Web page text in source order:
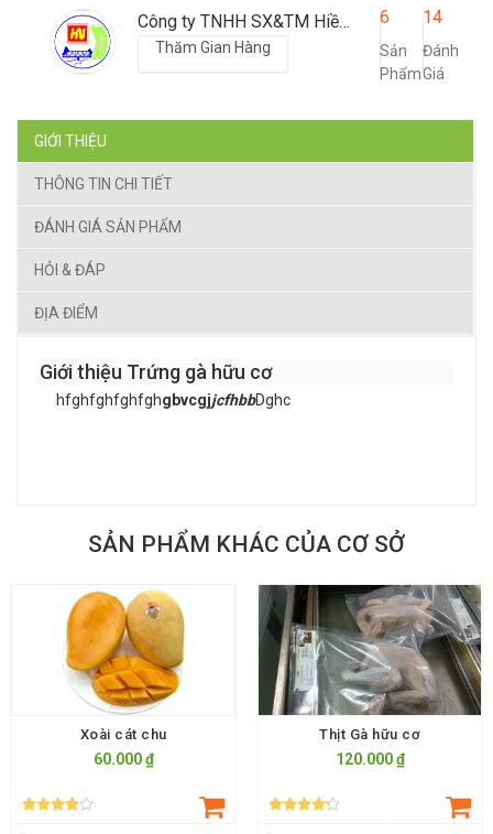
Công ty TNHH SX&TM Hiền Nhuần
Thăm Gian Hàng
6
Sản
Phẩm
14
Đánh
Giá
GIỚI THIỆU
THÔNG TIN CHI TIẾT
ĐÁNH GIÁ SẢN PHẨM
HỎI & ĐÁP
ĐỊA ĐIỂM
Giới thiệu Trứng gà hữu cơ
hfghfghfghfghgbvcgjjcfhbbDghc
SẢN PHẨM KHÁC CỦA CƠ SỞ
Xoài cát chu
60.000 ₫
Thịt Gà hữu cơ
120.000 ₫